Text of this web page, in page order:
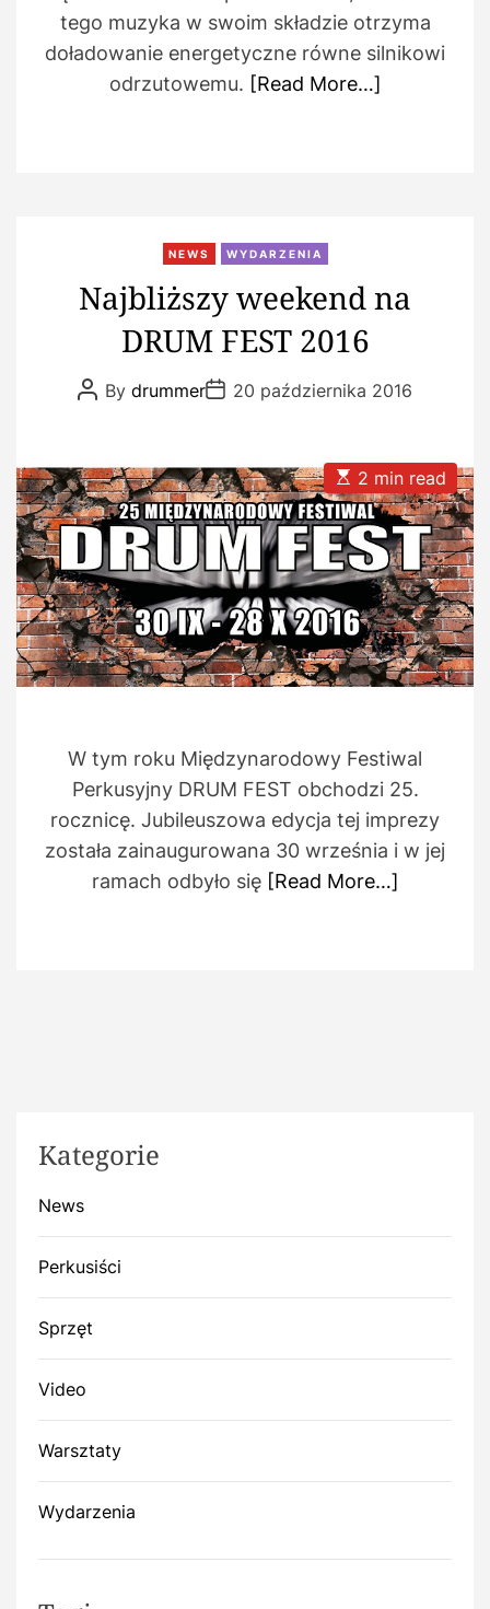
tego muzyka w swoim składzie otrzyma
doładowanie energetyczne równe silnikowi
odrzutowemu. [Read More…]
NEWS WYDARZENIA
Najbliższy weekend na
DRUM FEST 2016
P
o
u
t
h
o
r
By drummerP
o
a
t
e
20 października 2016
E
s
t
i
m
a
t
e
d
r
e
a
d
e
2 min read
W tym roku Międzynarodowy Festiwal
Perkusyjny DRUM FEST obchodzi 25.
rocznicę. Jubileuszowa edycja tej imprezy
została zainaugurowana 30 września i w jej
ramach odbyło się [Read More…]
Kategorie
News
Perkusiści
Sprzęt
Video
Warsztaty
Wydarzenia